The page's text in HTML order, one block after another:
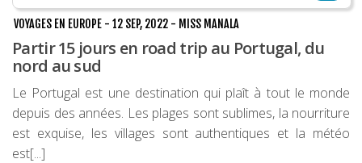
VOYAGES EN EUROPE - 12 SEP, 2022 - MISS MANALA
Partir 15 jours en road trip au Portugal, du
nord au sud
Le Portugal est une destination qui plaît à tout le monde
depuis des années. Les plages sont sublimes, la nourriture
est exquise, les villages sont authentiques et la météo
est[...]